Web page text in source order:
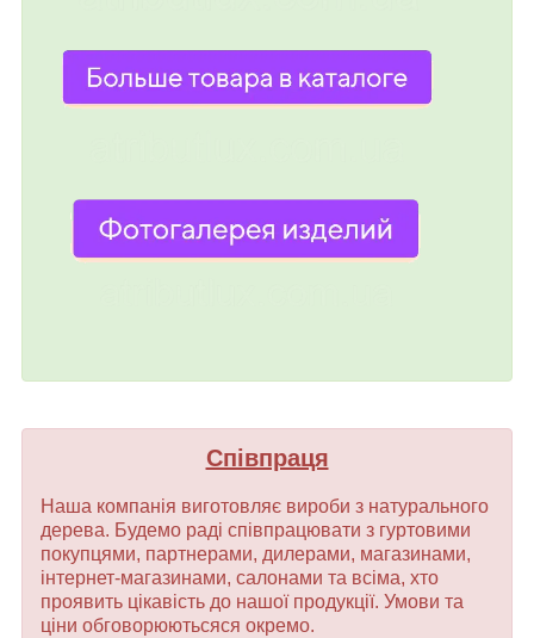
Співпраця
Наша компанія виготовляє вироби з натурального
дерева. Будемо раді співпрацювати з гуртовими
покупцями, партнерами, дилерами, магазинами,
інтернет-магазинами, салонами та всіма, хто
проявить цікавість до нашої продукції. Умови та
ціни обговорюютьсяся окремо.